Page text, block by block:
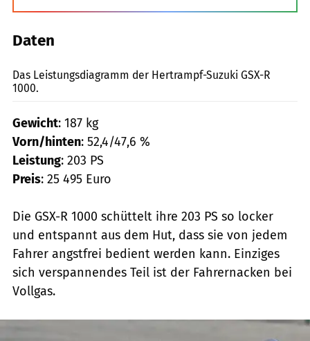
Daten
Das Leistungsdiagramm der Hertrampf-Suzuki GSX-R
1000.
Gewicht: 187 kg
Vorn/hinten: 52,4/47,6 %
Leistung: 203 PS
Preis: 25 495 Euro
Die GSX-R 1000 schüttelt ihre 203 PS so locker
und entspannt aus dem Hut, dass sie von jedem
Fahrer angstfrei bedient werden kann. Einziges
sich verspannendes Teil ist der Fahrernacken bei
Vollgas.